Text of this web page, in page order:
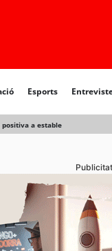
Esports
a estable
Publicitat